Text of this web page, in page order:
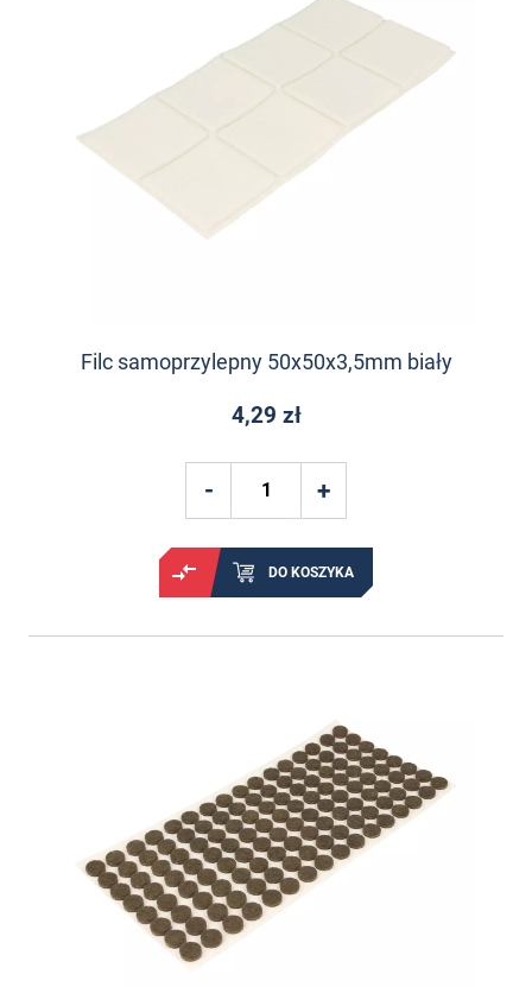
Filc samoprzylepny 50x50x3,5mm biały
4,29 zł
DO KOSZYKA